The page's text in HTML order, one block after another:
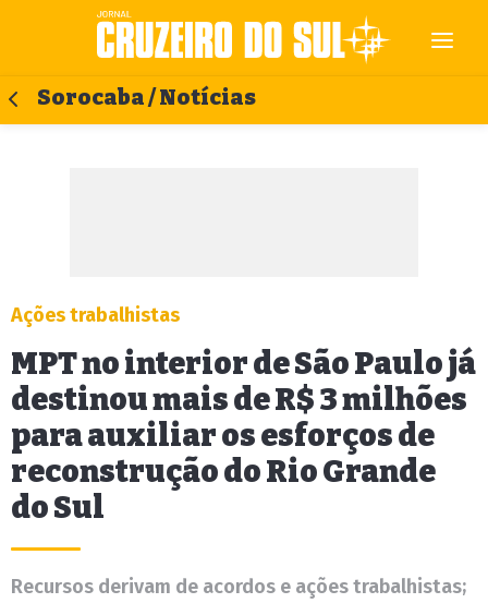
Sorocaba / Notícias
Ações trabalhistas
MPT no interior de São Paulo já
destinou mais de R$ 3 milhões
para auxiliar os esforços de
reconstrução do Rio Grande
do Sul
Recursos derivam de acordos e ações trabalhistas;